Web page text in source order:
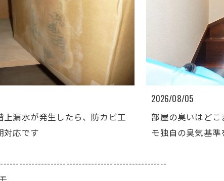
上漏水が発生したら、防カビ工
対応です
2026/08/05
部屋の臭いはど
モ独自の臭気基